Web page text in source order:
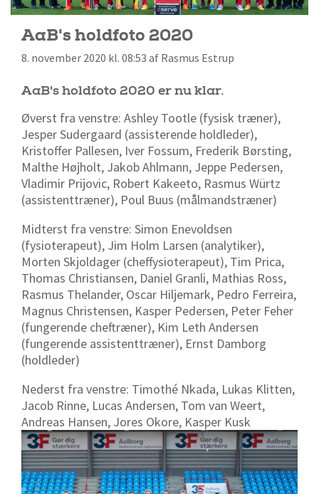
AaB's holdfoto 2020
8. november 2020 kl. 08:53 af Rasmus Estrup
AaB's holdfoto 2020 er nu klar.
Øverst fra venstre: Ashley Tootle (fysisk træner),
Jesper Sudergaard (assisterende holdleder),
Kristoffer Pallesen, Iver Fossum, Frederik Børsting,
Malthe Højholt, Jakob Ahlmann, Jeppe Pedersen,
Vladimir Prijovic, Robert Kakeeto, Rasmus Würtz
(assistenttræner), Poul Buus (målmandstræner)
Midterst fra venstre: Simon Enevoldsen
(fysioterapeut), Jim Holm Larsen (analytiker),
Morten Skjoldager (cheffysioterapeut), Tim Prica,
Thomas Christiansen, Daniel Granli, Mathias Ross,
Rasmus Thelander, Oscar Hiljemark, Pedro Ferreira,
Magnus Christensen, Kasper Pedersen, Peter Feher
(fungerende cheftræner), Kim Leth Andersen
(fungerende assistenttræner), Ernst Damborg
(holdleder)
Nederst fra venstre: Timothé Nkada, Lukas Klitten,
Jacob Rinne, Lucas Andersen, Tom van Weert,
Andreas Hansen, Jores Okore, Kasper Kusk